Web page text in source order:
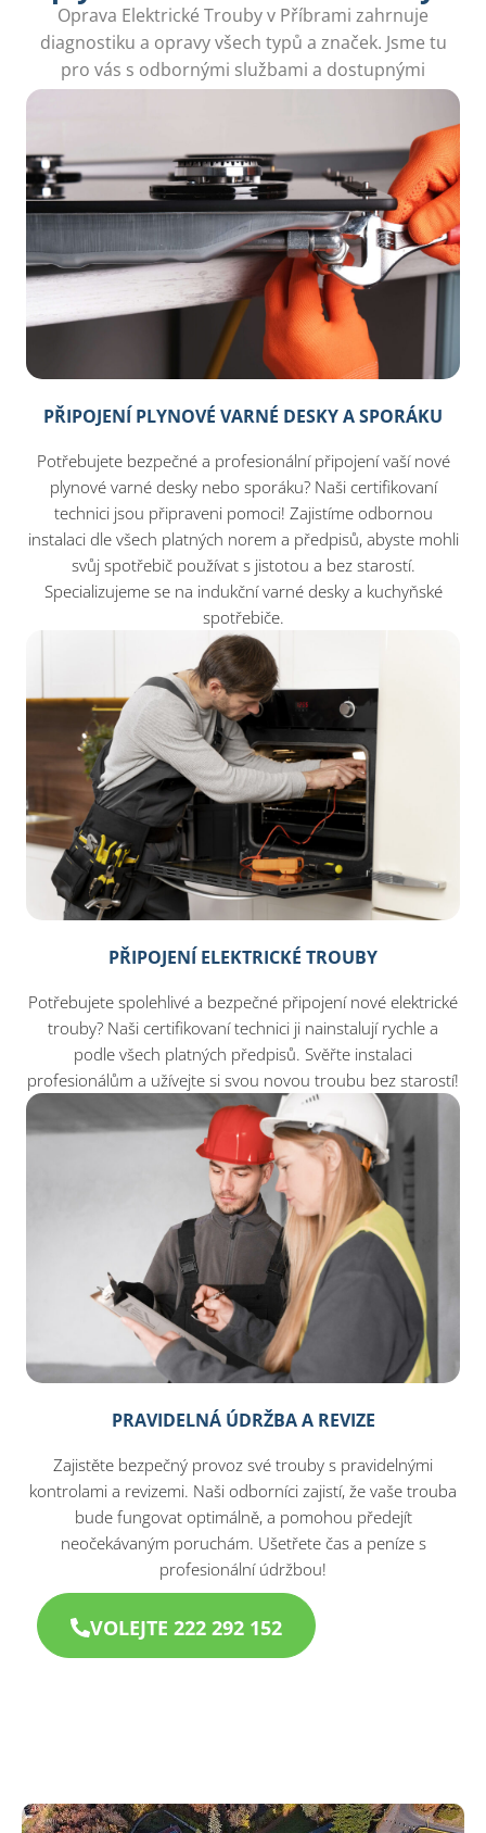
Oprava Elektrické Trouby v Příbrami zahrnuje
diagnostiku a opravy všech typů a značek. Jsme tu
pro vás s odbornými službami a dostupnými
cenami.
PŘIPOJENÍ PLYNOVÉ VARNÉ DESKY A SPORÁKU
Potřebujete bezpečné a profesionální připojení vaší nové
plynové varné desky nebo sporáku? Naši certifikovaní
technici jsou připraveni pomoci! Zajistíme odbornou
instalaci dle všech platných norem a předpisů, abyste mohli
svůj spotřebič používat s jistotou a bez starostí.
Specializujeme se na indukční varné desky a kuchyňské
spotřebiče.
PŘIPOJENÍ ELEKTRICKÉ TROUBY
Potřebujete spolehlivé a bezpečné připojení nové elektrické
trouby? Naši certifikovaní technici ji nainstalují rychle a
podle všech platných předpisů. Svěřte instalaci
profesionálům a užívejte si svou novou troubu bez starostí!
PRAVIDELNÁ ÚDRŽBA A REVIZE
Zajistěte bezpečný provoz své trouby s pravidelnými
kontrolami a revizemi. Naši odborníci zajistí, že vaše trouba
bude fungovat optimálně, a pomohou předejít
neočekávaným poruchám. Ušetřete čas a peníze s
profesionální údržbou!
VOLEJTE 222 292 152